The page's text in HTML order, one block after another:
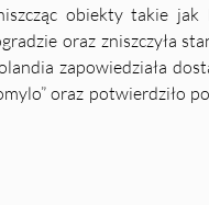
obiekty takie
oraz zniszczyła
zapowiedziała
oraz potwierdziło